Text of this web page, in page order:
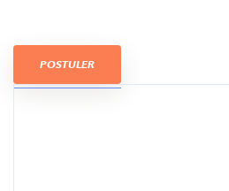
POSTULER